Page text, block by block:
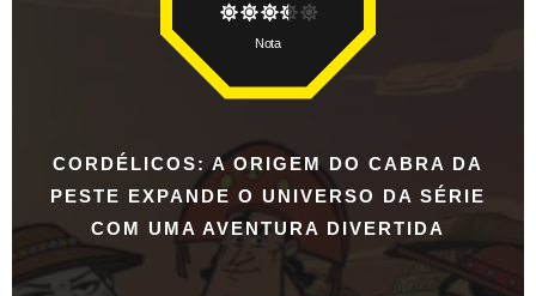
CORDÉLICOS: A ORIGEM DO CABRA DA
PESTE EXPANDE O UNIVERSO DA SÉRIE
COM UMA AVENTURA DIVERTIDA
Nota